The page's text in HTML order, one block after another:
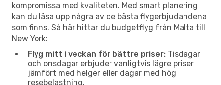
kompromissa med kvaliteten. Med smart planering
kan du låsa upp några av de bästa flygerbjudandena
som finns. Så här hittar du budgetflyg från Malta till
New York:
Flyg mitt i veckan för bättre priser: Tisdagar
och onsdagar erbjuder vanligtvis lägre priser
jämfört med helger eller dagar med hög
resebelastning.